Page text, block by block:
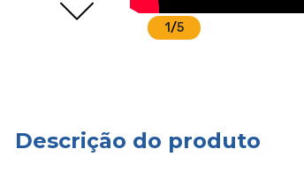
1/5
Descrição do produto